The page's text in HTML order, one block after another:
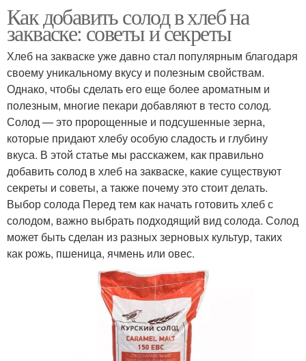
Как добавить солод в хлеб на
закваске: советы и секреты
Хлеб на закваске уже давно стал популярным благодаря
своему уникальному вкусу и полезным свойствам.
Однако, чтобы сделать его еще более ароматным и
полезным, многие пекари добавляют в тесто солод.
Солод — это пророщенные и подсушенные зерна,
которые придают хлебу особую сладость и глубину
вкуса. В этой статье мы расскажем, как правильно
добавить солод в хлеб на закваске, какие существуют
секреты и советы, а также почему это стоит делать.
Выбор солода Перед тем как начать готовить хлеб с
солодом, важно выбрать подходящий вид солода. Солод
может быть сделан из разных зерновых культур, таких
как рожь, пшеница, ячмень или овес.